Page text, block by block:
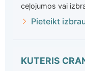
ceļojumos vai
Pieteikt
KUTERIS